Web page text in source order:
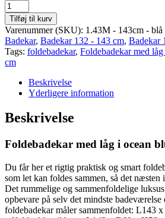
Tilføj til kurv
Varenummer (SKU): 1.43M - 143cm - blå
Badekar, Badekar 132 - 143 cm, Badekar
Tags: foldebadekar, Foldebadekar med
cm
Beskrivelse
Yderligere information
Beskrivelse
Foldebadekar med låg i ocean
Du får her et rigtig praktisk og smart
som let kan foldes sammen, så det næsten
Det rummelige og sammenfoldelige
opbevare på selv det mindste badeværelse
foldebadekar måler sammenfoldet: L143